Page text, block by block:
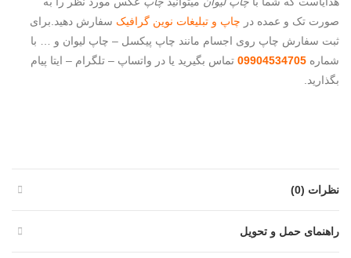
صورت تک و عمده در چاپ و تبلیغات نوین گرافیک سفارش دهید.برای
ثبت سفارش چاپ روی اجسام مانند چاپ پیکسل – چاپ لیوان و … با
شماره 09904534705 تماس بگیرید یا در واتساپ – تلگرام – ایتا پیام
بگذارید.
نظرات (0)
راهنمای حمل و تحویل